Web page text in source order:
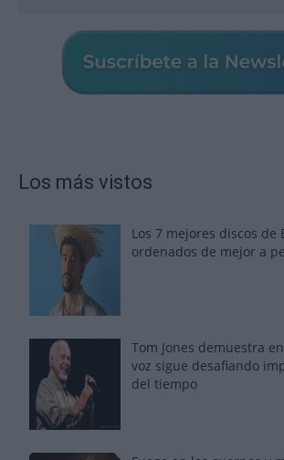
Los más vistos
Los 7 mejores discos de
ordenados de mejor a
Tom Jones demuestra
voz sigue desafiando
del tiempo